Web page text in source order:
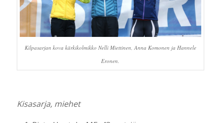
Kilpasarjan kova kärkikolmikko Nelli Miettinen, Anna Komonen ja Hannele
Eronen.
Kisasarja, miehet